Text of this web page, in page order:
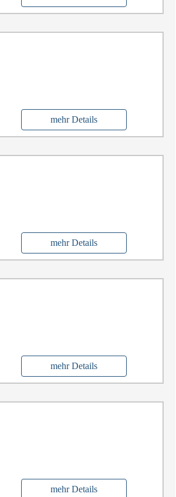
mehr Details
mehr Details
mehr Details
mehr Details